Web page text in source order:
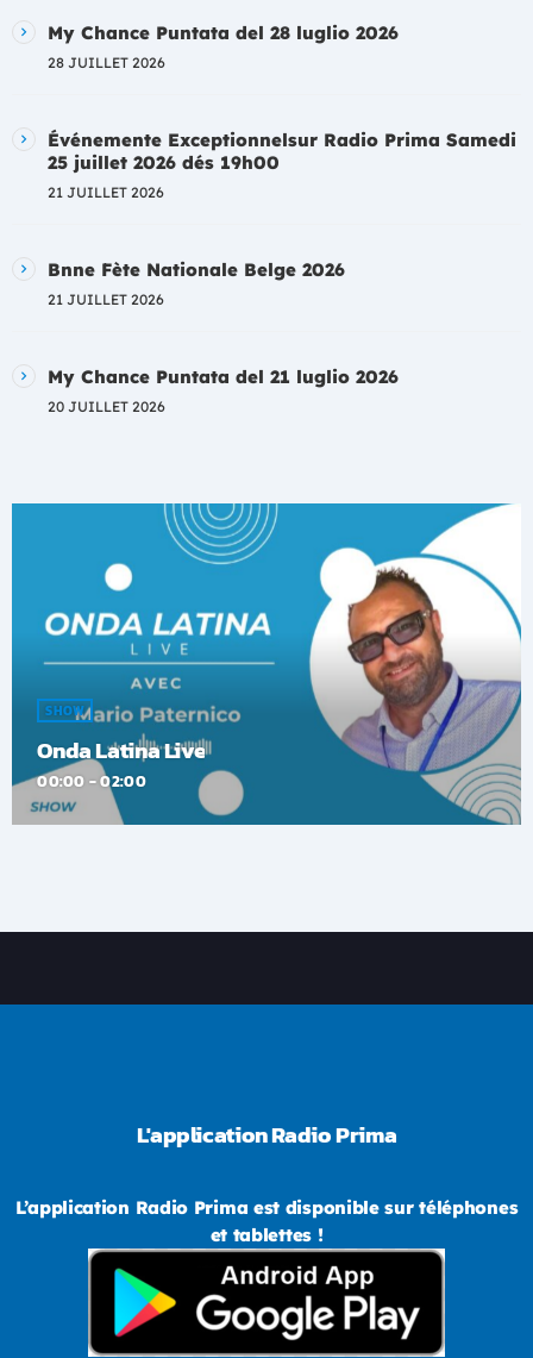
My Chance Puntata del 28 luglio 2026
28 JUILLET 2026
Événemente Exceptionnelsur Radio Prima Samedi
25 juillet 2026 dés 19h00
21 JUILLET 2026
Bnne Fète Nationale Belge 2026
21 JUILLET 2026
My Chance Puntata del 21 luglio 2026
20 JUILLET 2026
SHOW
Onda Latina Live
00:00 - 02:00
L'application Radio Prima
L’application Radio Prima est disponible sur téléphones
et tablettes !